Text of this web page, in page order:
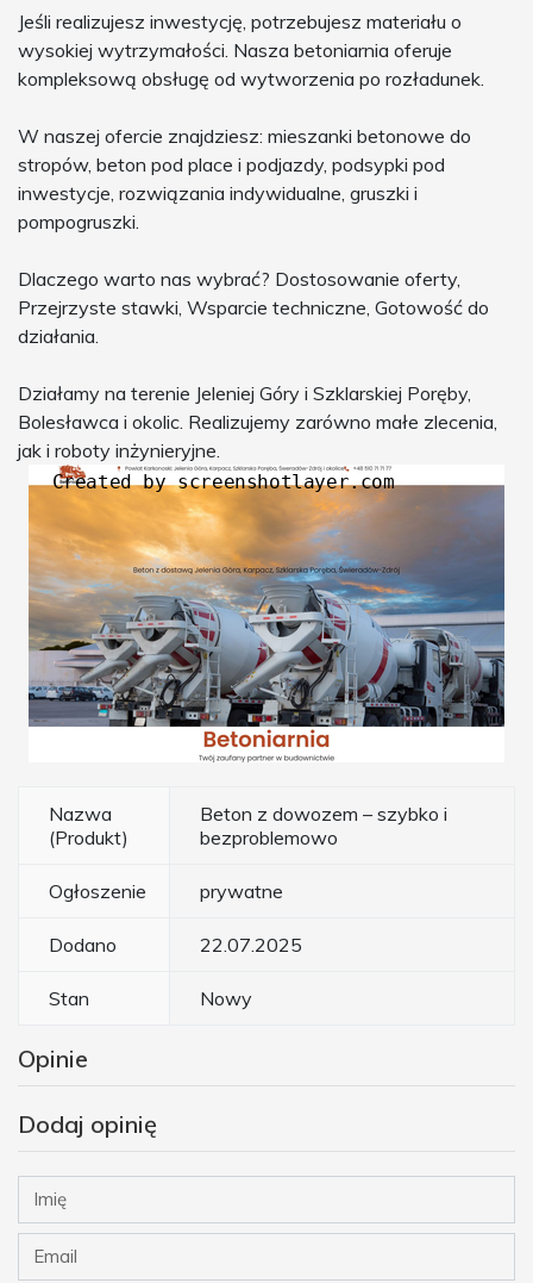
Jeśli realizujesz inwestycję, potrzebujesz materiału o
wysokiej wytrzymałości. Nasza betoniarnia oferuje
kompleksową obsługę od wytworzenia po rozładunek.
W naszej ofercie znajdziesz: mieszanki betonowe do
stropów, beton pod place i podjazdy, podsypki pod
inwestycje, rozwiązania indywidualne, gruszki i
pompogruszki.
Dlaczego warto nas wybrać? Dostosowanie oferty,
Przejrzyste stawki, Wsparcie techniczne, Gotowość do
działania.
Działamy na terenie Jeleniej Góry i Szklarskiej Poręby,
Bolesławca i okolic. Realizujemy zarówno małe zlecenia,
jak i roboty inżynieryjne.
Nazwa
(Produkt)
Beton z dowozem – szybko i
bezproblemowo
Ogłoszenie prywatne
Dodano 22.07.2025
Stan Nowy
Opinie
Dodaj opinię